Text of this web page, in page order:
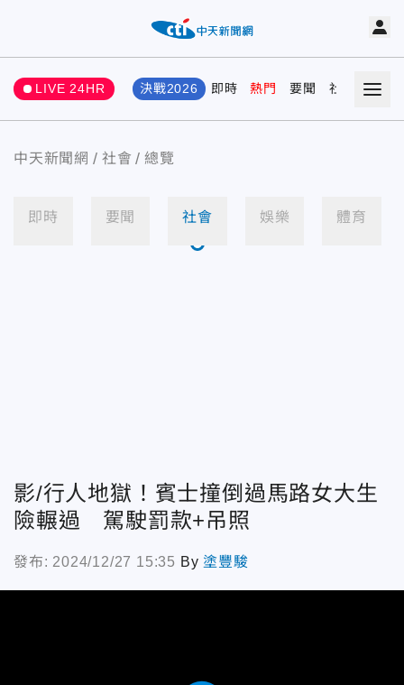
LIVE 24HR 決戰2026 即時 熱門 要聞 社會 娛樂
中天新聞網 社會 總覽
即時 要聞 社會 娛樂 體育
影/行人地獄！賓士撞倒過馬路女大生
險輾過 駕駛罰款+吊照
發布: 2024/12/27 15:35 By 塗豐駿